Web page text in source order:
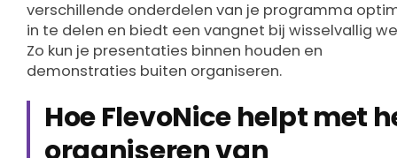
verschillende onderdelen van je programma
in te delen en biedt een vangnet bij wisselvallig
Zo kun je presentaties binnen houden en
demonstraties buiten organiseren.
Hoe FlevoNice helpt met